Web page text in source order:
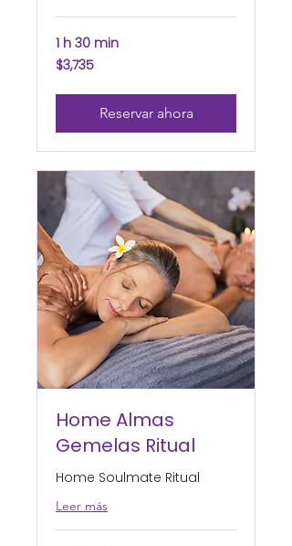
1 h 30 min
3,735
pesos
$3,735
Reservar ahora
Home Almas
Gemelas Ritual
Home Soulmate Ritual
Leer más